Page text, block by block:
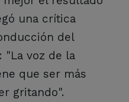
una crítica
del
"La voz de la
que ser más
gritando".